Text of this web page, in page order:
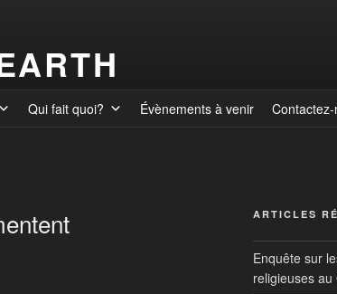
Qui fait quoi? Évènements à venir
ARTICLES
Enquête sur
religieuses au